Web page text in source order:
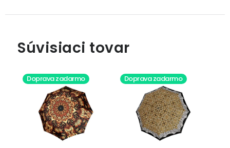
Súvisiaci tovar
Doprava zadarmo Doprava zadarmo